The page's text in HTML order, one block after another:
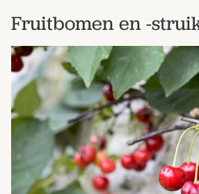
Fruitbomen en -